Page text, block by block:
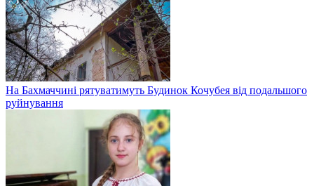
На Бахмаччині рятуватимуть Будинок Кочубея від подальшого
руйнування